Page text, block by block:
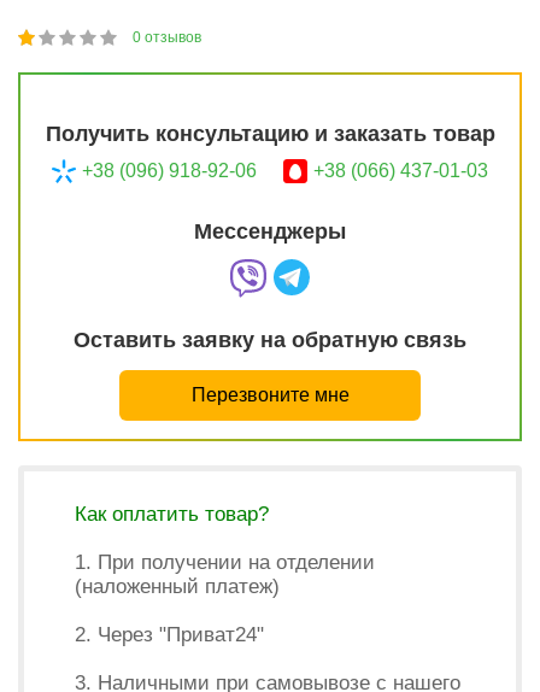
20
1
2
3
4
5 0 отзывов
Получить консультацию и заказать товар
+38 (096) 918-92-06 +38 (066) 437-01-03
Мессенджеры
Оставить заявку на обратную связь
Перезвоните мне
Как оплатить товар?
1. При получении на отделении
(наложенный платеж)
2. Через "Приват24"
3. Наличными при самовывозе с нашего